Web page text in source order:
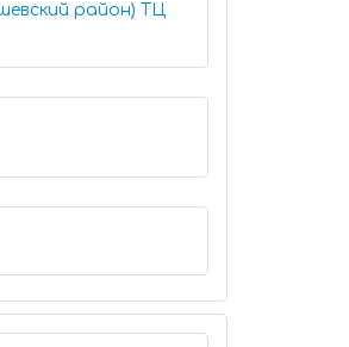
район) ТЦ